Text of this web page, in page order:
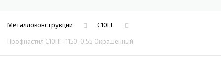
Металлоконструкции С10ПГ
Профнастил С10ПГ-1150-0.55 Окрашенный